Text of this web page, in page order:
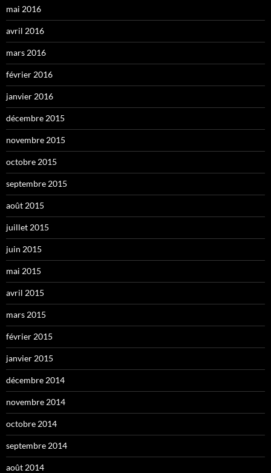
mai 2016
avril 2016
mars 2016
février 2016
janvier 2016
décembre 2015
novembre 2015
octobre 2015
septembre 2015
août 2015
juillet 2015
juin 2015
mai 2015
avril 2015
mars 2015
février 2015
janvier 2015
décembre 2014
novembre 2014
octobre 2014
septembre 2014
août 2014